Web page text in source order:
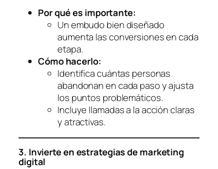
Por qué es importante:
Un embudo bien diseñado
aumenta las conversiones en cada
etapa.
Cómo hacerlo:
Identifica cuántas personas
abandonan en cada paso y ajusta
los puntos problemáticos.
Incluye llamadas a la acción claras
y atractivas.
3. Invierte en estrategias de marketing
digital